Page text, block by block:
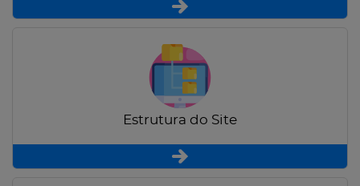
Estrutura do Site